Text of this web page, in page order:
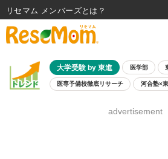
大学受験 by 東進 医学部
医専予備校徹底リサーチ 河合塾×
8月開催学校説明会・相談
advertisement
リセマム メンバーズ